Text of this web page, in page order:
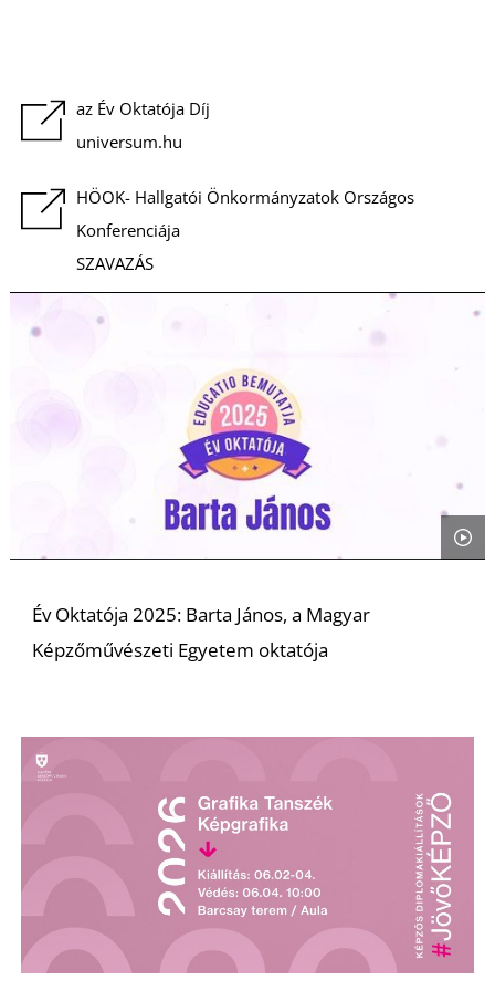
az Év Oktatója Díj
universum.hu
HÖOK- Hallgatói Önkormányzatok Országos
Konferenciája
SZAVAZÁS
Év Oktatója 2025: Barta János, a Magyar
Képzőművészeti Egyetem oktatója